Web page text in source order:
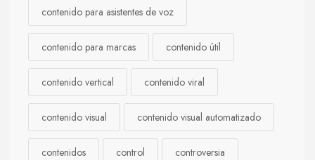
contenido para asistentes de voz
contenido para marcas contenido útil
contenido vertical contenido viral
contenido visual contenido visual automatizado
contenidos control controversia